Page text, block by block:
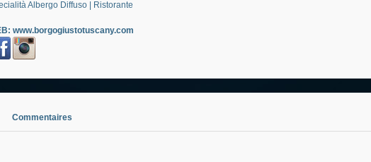
Albergo Diffuso | Ristorante
www.borgogiustotuscany.com
Commentaires